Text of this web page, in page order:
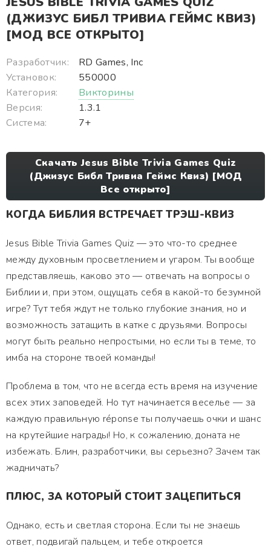
(ДЖИЗУС БИБЛ ТРИВИА ГЕЙМС КВИЗ)
[МОД ВСЕ ОТКРЫТО]
Разработчик:
RD Games, Inc
Установок:
550000
Категория:
Викторины
Версия:
1.3.1
Система:
7+
Скачать Jesus Bible Trivia Games Quiz
(Джизус Библ Тривиа Геймс Квиз) [МОД
Все открыто]
КОГДА БИБЛИЯ ВСТРЕЧАЕТ ТРЭШ-КВИЗ
Jesus Bible Trivia Games Quiz — это что-то среднее
между духовным просветлением и угаром. Ты вообще
представляешь, каково это — отвечать на вопросы о
Библии и, при этом, ощущать себя в какой-то безумной
игре? Тут тебя ждут не только глубокие знания, но и
возможность затащить в катке с друзьями. Вопросы
могут быть реально непростыми, но если ты в теме, то
имба на стороне твоей команды!
Проблема в том, что не всегда есть время на изучение
всех этих заповедей. Но тут начинается веселье — за
каждую правильную réponse ты получаешь очки и шанс
на крутейшие награды! Но, к сожалению, доната не
избежать. Блин, разработчики, вы серьезно? Зачем так
жадничать?
ПЛЮС, ЗА КОТОРЫЙ СТОИТ ЗАЦЕПИТЬСЯ
Однако, есть и светлая сторона. Если ты не знаешь
ответ, подвигай пальцем, и тебе откроется